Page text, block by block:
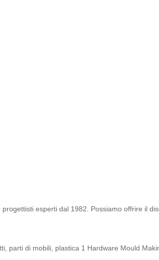
esperti dal 1982. Possiamo offrire il
parti di mobili, plastica 1 Hardware Mould